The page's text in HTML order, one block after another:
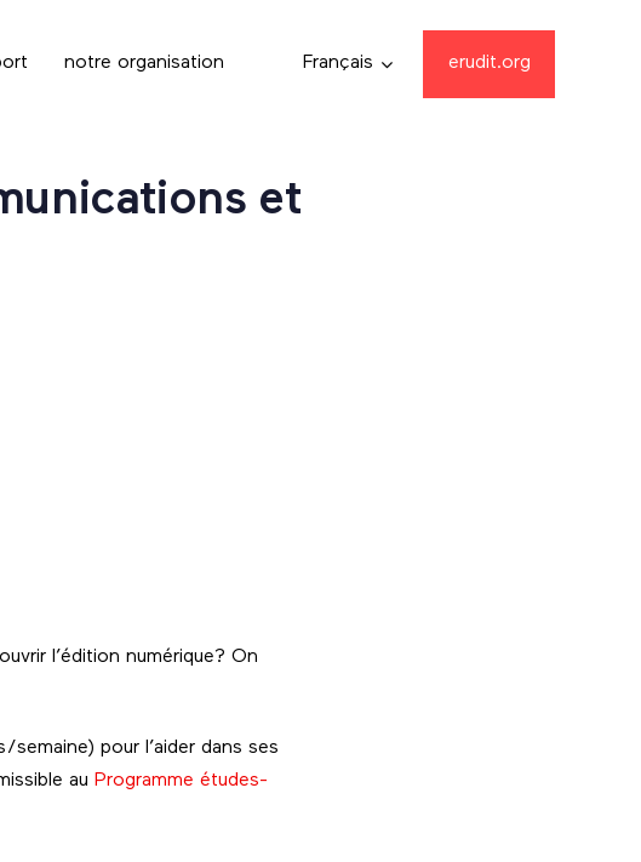
notre organisation Français erudit.org
et
l’édition numérique? On
semaine) pour l’aider dans ses
au Programme études-